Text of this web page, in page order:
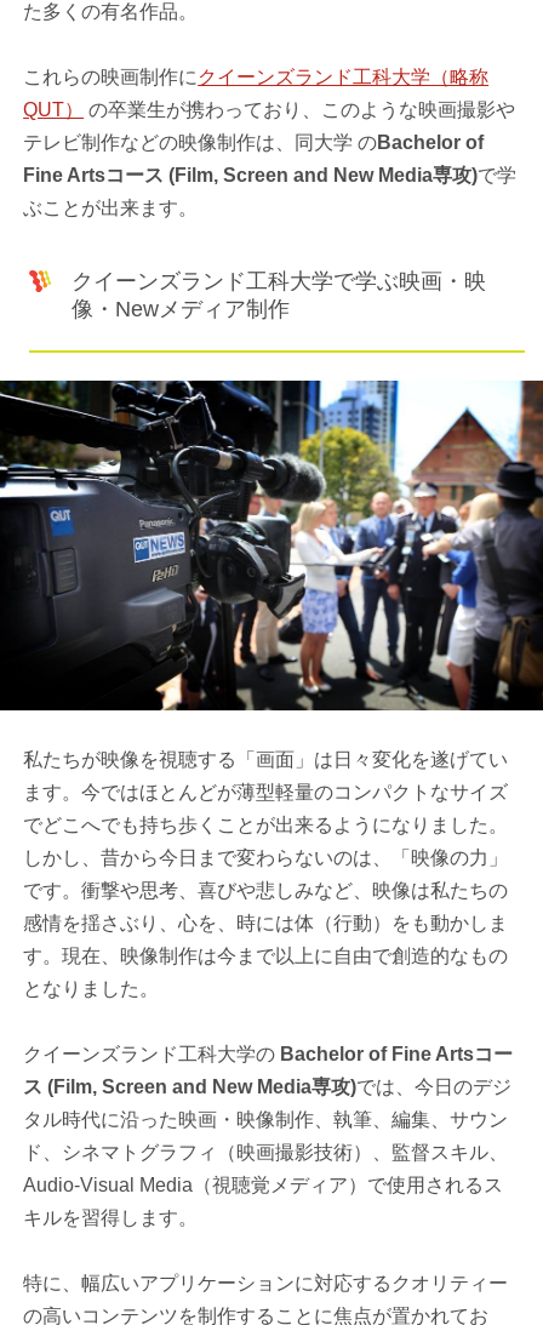
た多くの有名作品。
これらの映画制作に クイーンズランド工科大学（略称
QUT）
の卒業生が携わっており、このような映画撮影や
テレビ制作などの映像制作は、同大学 のBachelor of
Fine Artsコース (Film, Screen and New Media専攻)で学
ぶことが出来ます。
クイーンズランド工科大学で学ぶ映画・映
像・Newメディア制作
私たちが映像を視聴する「画面」は日々変化を遂げてい
ます。今ではほとんどが薄型軽量のコンパクトなサイズ
でどこへでも持ち歩くことが出来るようになりました。
しかし、昔から今日まで変わらないのは、「映像の力」
です。衝撃や思考、喜びや悲しみなど、映像は私たちの
感情を揺さぶり、心を、時には体（行動）をも動かしま
す。現在、映像制作は今まで以上に自由で創造的なもの
となりました。
クイーンズランド工科大学の Bachelor of Fine Artsコー
ス (Film, Screen and New Media専攻)では、今日のデジ
タル時代に沿った映画・映像制作、執筆、編集、サウン
ド、シネマトグラフィ（映画撮影技術）、監督スキル、
Audio-Visual Media（視聴覚メディア）で使用されるス
キルを習得します。
特に、幅広いアプリケーションに対応するクオリティー
の高いコンテンツを制作することに焦点が置かれてお